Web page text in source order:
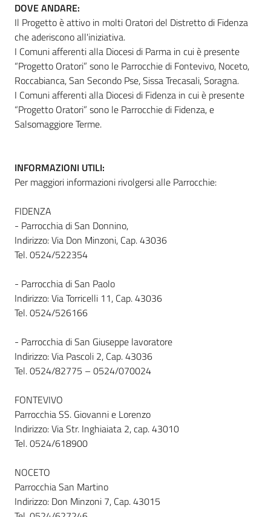
DOVE ANDARE:
Il Progetto è attivo in molti Oratori del Distretto di Fidenza
che aderiscono all'iniziativa.
I Comuni afferenti alla Diocesi di Parma in cui è presente
“Progetto Oratori” sono le Parrocchie di Fontevivo, Noceto,
Roccabianca, San Secondo Pse, Sissa Trecasali, Soragna.
I Comuni afferenti alla Diocesi di Fidenza in cui è presente
“Progetto Oratori” sono le Parrocchie di Fidenza, e
Salsomaggiore Terme.
INFORMAZIONI UTILI:
Per maggiori informazioni rivolgersi alle Parrocchie:
FIDENZA
- Parrocchia di San Donnino,
Indirizzo: Via Don Minzoni, Cap. 43036
Tel. 0524/522354
- Parrocchia di San Paolo
Indirizzo: Via Torricelli 11, Cap. 43036
Tel. 0524/526166
- Parrocchia di San Giuseppe lavoratore
Indirizzo: Via Pascoli 2, Cap. 43036
Tel. 0524/82775 – 0524/070024
FONTEVIVO
Parrocchia SS. Giovanni e Lorenzo
Indirizzo: Via Str. Inghiaiata 2, cap. 43010
Tel. 0524/618900
NOCETO
Parrocchia San Martino
Indirizzo: Don Minzoni 7, Cap. 43015